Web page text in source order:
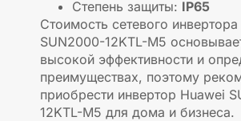
Степень защиты: IP65
Стоимость сетевого
SUN2000-12KTL-M5
высокой эффективности и
преимуществах, поэтому
приобрести инвертор Huawei
12KTL-M5 для дома и бизнеса.